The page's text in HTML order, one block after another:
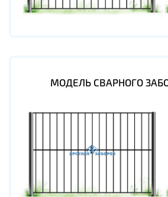
МОДЕЛЬ СВАРНОГО